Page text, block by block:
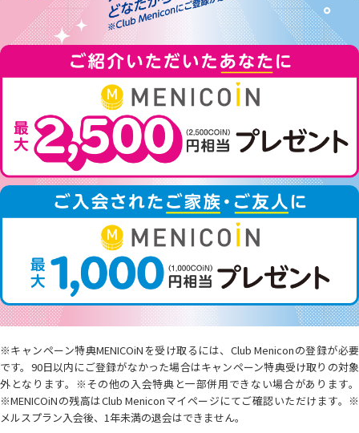
※キャンペーン特典MENICOiNを受け取るには、Club Meniconの登録が必要
です。90日以内にご登録がなかった場合はキャンペーン特典受け取りの対象
外となります。※その他の入会特典と一部併用できない場合があります。
※MENICOiNの残高はClub Meniconマイページにてご確認いただけます。※
メルスプラン入会後、1年未満の退会はできません。